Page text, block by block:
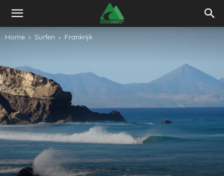
Home Surfen Frankrijk
Surfen Frankrijk Portugal Spanje